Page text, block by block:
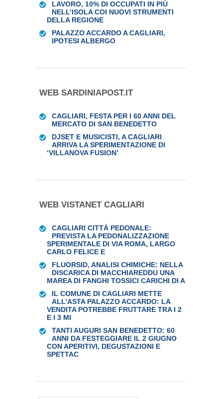
LAVORO, 10% DI OCCUPATI IN PIÙ
NELL’ISOLA COI NUOVI STRUMENTI
DELLA REGIONE
PALAZZO ACCARDO A CAGLIARI,
IPOTESI ALBERGO
WEB SARDINIAPOST.IT
CAGLIARI, FESTA PER I 60 ANNI DEL
MERCATO DI SAN BENEDETTO
DJSET E MUSICISTI, A CAGLIARI
ARRIVA LA SPERIMENTAZIONE DI
‘VILLANOVA FUSION’
WEB VISTANET CAGLIARI
CAGLIARI CITTÀ PEDONALE:
PREVISTA LA PEDONALIZZAZIONE
SPERIMENTALE DI VIA ROMA, LARGO
CARLO FELICE E
FLUORSID, ANALISI CHIMICHE: NELLA
DISCARICA DI MACCHIAREDDU UNA
MAREA DI FANGHI TOSSICI CARICHI DI A
IL COMUNE DI CAGLIARI METTE
ALL’ASTA PALAZZO ACCARDO: LA
VENDITA POTREBBE FRUTTARE TRA I 2
E I 3 MI
TANTI AUGURI SAN BENEDETTO: 60
ANNI DA FESTEGGIARE IL 2 GIUGNO
CON APERITIVI, DEGUSTAZIONI E
SPETTAC